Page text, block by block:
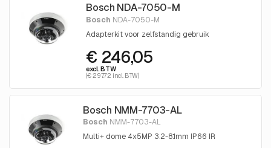
Bosch NDA-7050-M
Bosch NDA-7050-M
Adapterkit voor zelfstandig gebruik
€ 246,05
excl. BTW
(€ 297.72 incl. BTW)
Bosch NMM-7703-AL
Bosch NMM-7703-AL
Multi+ dome 4x5MP 3.2-8.1mm IP66 IR